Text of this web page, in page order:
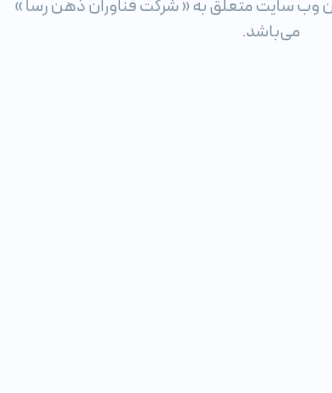
وب سایت متعلق به « شرکت فناوران ذهن رسا »
می‌باشد.